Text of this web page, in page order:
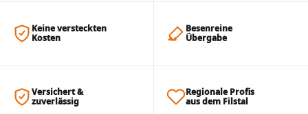
Keine versteckten
Kosten
Besenreine
Übergabe
Versichert &
zuverlässig
Regionale Profis
aus dem Filstal